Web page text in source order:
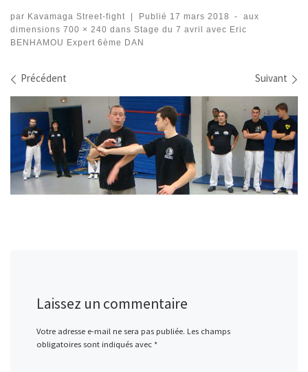
par Kavamaga Street-fight | Publié 17 mars 2018 -
aux
dimensions 700 × 240 dans Stage du 7 avril avec Eric
BENHAMOU Expert 6ème DAN
Navigation des images
Précédent Suivant
Laissez un commentaire
Votre adresse e-mail ne sera pas publiée. Les champs
obligatoires sont indiqués avec *